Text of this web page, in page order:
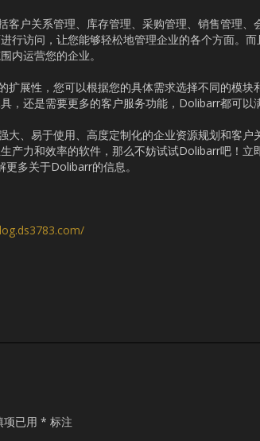
客户关系管理、库存管理、采购管理、销售管理、
行访问，让您能够轻松地管理企业的各个方面。
内运营您的企业。
扩展性，您可以根据您的具体需求选择不同的模块
，还是需要更多的客户服务功能，Dolibarr都可以
大、易于使用、高度定制化的企业资源规划和客户
产力和效率的软件，那么不妨试试Dolibarr吧！立
多关于Dolibarr的信息。
项已用 * 标注